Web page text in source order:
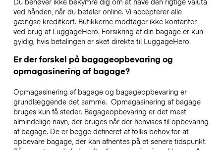
ved hånden, når du betaler online. Vi accepterer alle
gængse kreditkort. Butikkerne modtager ikke kontanter
ved brug af LuggageHero. Forsikring af din bagage er kun
gyldig, hvis betalingen er sket direkte til LuggageHero.
Er der forskel på bagageopbevaring og
opmagasinering af bagage?
Opmagasinering af bagage og bagageopbevaring er
grundlæggende det samme. Opmagasinering af bagage
bruges kun få steder. Bagageopbevaring er det mest
almindelige navn, der bruges når der henvises til opbevaring
af bagage. De er begge defineret af folks behov for at
opbevare bagage, der kan afhentes på et senere tidspunkt.